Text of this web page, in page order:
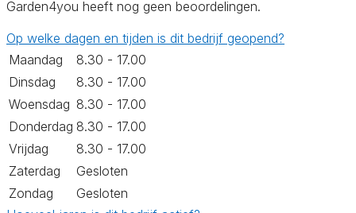
Garden4you heeft nog geen beoordelingen.
Op welke dagen en tijden is dit bedrijf geopend?
Maandag
8.30 - 17.00
Dinsdag
8.30 - 17.00
Woensdag 8.30 - 17.00
Donderdag 8.30 - 17.00
Vrijdag
8.30 - 17.00
Zaterdag
Gesloten
Zondag
Gesloten